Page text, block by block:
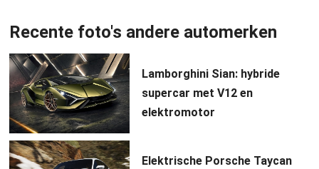
Recente foto's andere automerken
Lamborghini Sian: hybride
supercar met V12 en
elektromotor
Elektrische Porsche Taycan